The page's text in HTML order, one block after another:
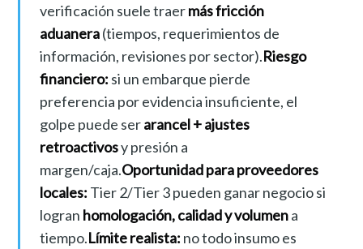
verificación suele traermás fricción
aduanera(tiempos, requerimientos de
información, revisiones por sector).Riesgo
financiero: si un embarque pierde
preferencia por evidencia insuficiente, el
golpe puede serarancel + ajustes
retroactivosy presión a
margen/caja.Oportunidad para proveedores
locales: Tier 2/Tier 3 pueden ganar negocio si
logran homologación, calidad y volumena
tiempo.Límite realista: no todo insumo es